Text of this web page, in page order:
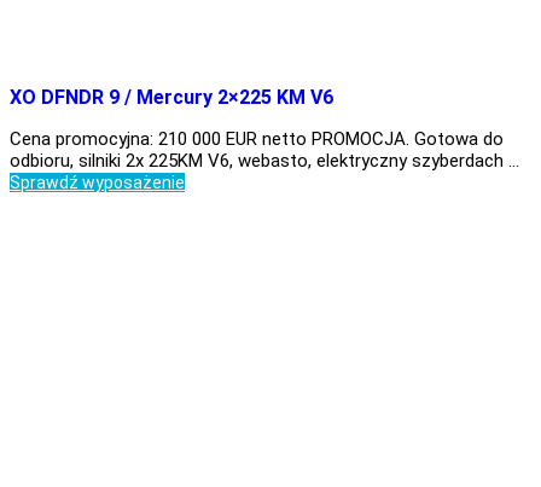
XO DFNDR 9 / Mercury 2×225 KM V6
Cena promocyjna: 210 000 EUR netto PROMOCJA. Gotowa do
odbioru, silniki 2x 225KM V6, webasto, elektryczny szyberdach …
Sprawdź wyposażenie